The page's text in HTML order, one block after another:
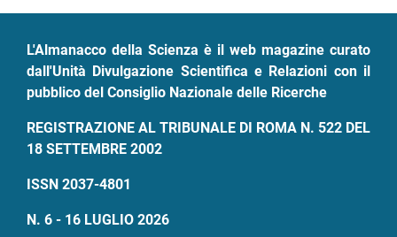
L'Almanacco della Scienza è il web magazine curato
dall'Unità Divulgazione Scientifica e Relazioni con il
pubblico del Consiglio Nazionale delle Ricerche
REGISTRAZIONE AL TRIBUNALE DI ROMA N. 522 DEL
18 SETTEMBRE 2002
ISSN 2037-4801
N. 6 - 16 LUGLIO 2026